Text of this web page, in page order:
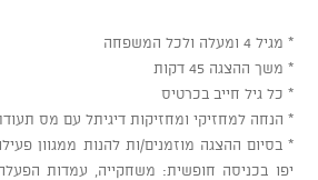
* מגיל 4 ומעלה ולכל המשפחה
* משך ההצגה 45 דקות
* כל גיל חייב בכרטיס
* הנחה למחזיקי ומחזיקות דיגיתל עם מס
* בסיום ההצגה מוזמנים/ות להנות ממגוון
יפו בכניסה חופשית: משחקייה, עמדות הפעלה